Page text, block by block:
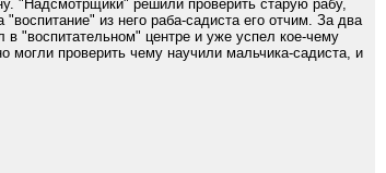
"Надсмотрщики" решили проверить старую рабу,
из него раба-садиста его отчим. За два
в "воспитательном" центре и уже успел кое-чему
проверить чему научили мальчика-садиста, и